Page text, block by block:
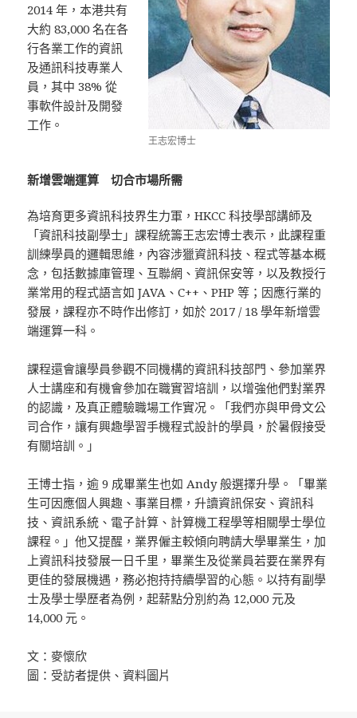
王志宏博士
2014 年，本港共有
大約 83,000 名在各
行各業工作的資訊
及通訊科技專業人
員，其中 38% 從
事軟件設計及開發
工作。
新增雲端運算 切合市場所需
為培育更多資訊科技界生力軍，HKCC 科技學部講師及
「資訊科技副學士」課程統籌王志宏博士表示，此課程重
訓練學員的邏輯思維，內容涉獵資訊科技、程式等基本概
念，包括數據庫管理、互聯網、資訊保安等，以及教授行
業常用的程式語言如 JAVA、C++、PHP 等；因應行業的
發展，課程亦不時作出修訂，如於 2017 / 18 學年新增雲
端運算一科。
課程還會讓學員參觀不同機構的資訊科技部門、參加業界
人士講座和有機會參加在職實習培訓，以增強他們對業界
的認識，及真正體驗職場工作實况。「我們亦與甲骨文公
司合作，讓有興趣學習手機程式設計的學員，於暑假接受
有關培訓。」
王博士指，逾 9 成畢業生也如 Andy 般選擇升學。「畢業
生可因應個人興趣、事業目標，升讀資訊保安、資訊科
技、資訊系統、電子計算、計算機工程學等相關學士學位
課程。」他又提醒，業界僱主較傾向聘請大學畢業生，加
上資訊科技發展一日千里，畢業生及從業員若要在業界有
更佳的發展機遇，務必抱持持續學習的心態。以持有副學
士及學士學歷者為例，起薪點分別約為 12,000 元及
14,000 元。
文：麥懷欣
圖：受訪者提供、資料圖片